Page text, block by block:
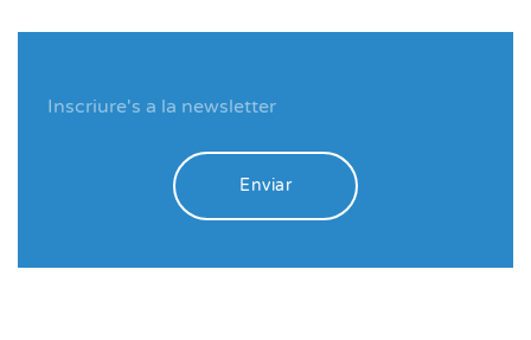
Enviar